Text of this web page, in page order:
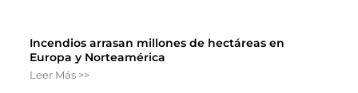
Incendios arrasan millones de hectáreas en
Europa y Norteamérica
Leer Más >>